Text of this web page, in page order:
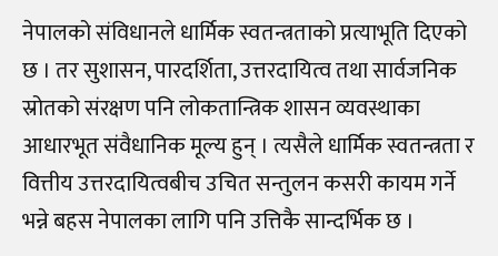
नेपालको संविधानले धार्मिक स्वतन्त्रताको प्रत्याभूति दिएको
छ । तर सुशासन, पारदर्शिता, उत्तरदायित्व तथा सार्वजनिक
स्रोतको संरक्षण पनि लोकतान्त्रिक शासन व्यवस्थाका
आधारभूत संवैधानिक मूल्य हुन् । त्यसैले धार्मिक स्वतन्त्रता र
वित्तीय उत्तरदायित्वबीच उचित सन्तुलन कसरी कायम गर्ने
भन्ने बहस नेपालका लागि पनि उत्तिकै सान्दर्भिक छ ।